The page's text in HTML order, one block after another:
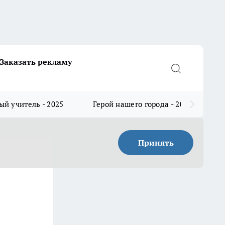
Заказать рекламу
учитель - 2025 Герой нашего города - 2025
Принять